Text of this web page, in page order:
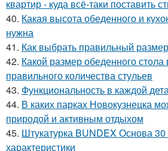
квартир - куда всё-таки поставить
40. Какая высота обеденного и
нужна
41. Как выбрать правильный
42. Какой размер обеденного
правильного количества стульев
43. Функциональность в каждой
44. В каких парках Новокузнецка
природой и активным отдыхом
45. Штукатурка BUNDEX Основа 30
характеристики